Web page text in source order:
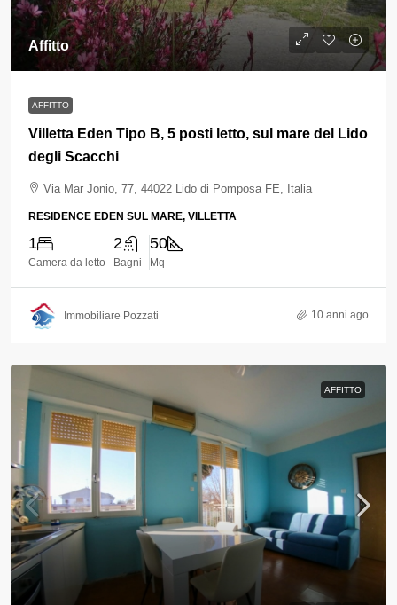
Affitto
AFFITTO
Villetta Eden Tipo B, 5 posti letto, sul mare del Lido
degli Scacchi
Via Mar Jonio, 77, 44022 Lido di Pomposa FE, Italia
RESIDENCE EDEN SUL MARE, VILLETTA
1
Camera da letto
2
Bagni
50
Mq
Immobiliare Pozzati 10 anni ago
AFFITTO